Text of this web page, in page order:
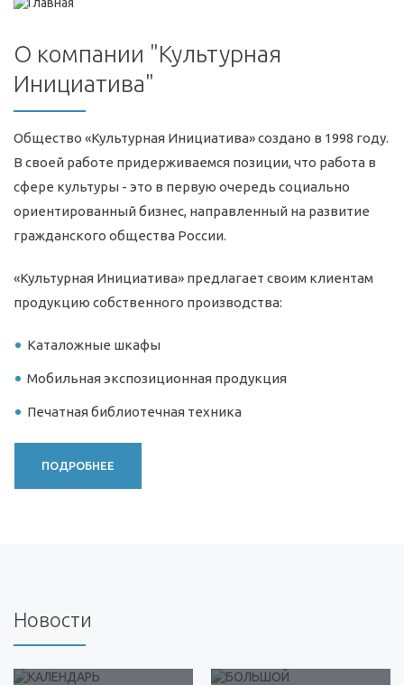
О компании "Культурная
Инициатива"
Общество «Культурная Инициатива» создано в 1998 году.
В своей работе придерживаемся позиции, что работа в
сфере культуры - это в первую очередь социально
ориентированный бизнес, направленный на развитие
гражданского общества России.
«Культурная Инициатива» предлагает своим клиентам
продукцию собственного производства:
Каталожные шкафы
Мобильная экспозиционная продукция
Печатная библиотечная техника
ПОДРОБНЕЕ
Новости